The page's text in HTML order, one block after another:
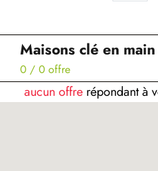
0 / 0 offre
aucun offre répondant à